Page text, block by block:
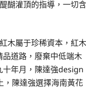
醐灌頂的指導，一切含
木屬于珍稀資本，紅木
道路，廢棄中低端木
十年月，陳達強design
，陳達強選擇海南黃花